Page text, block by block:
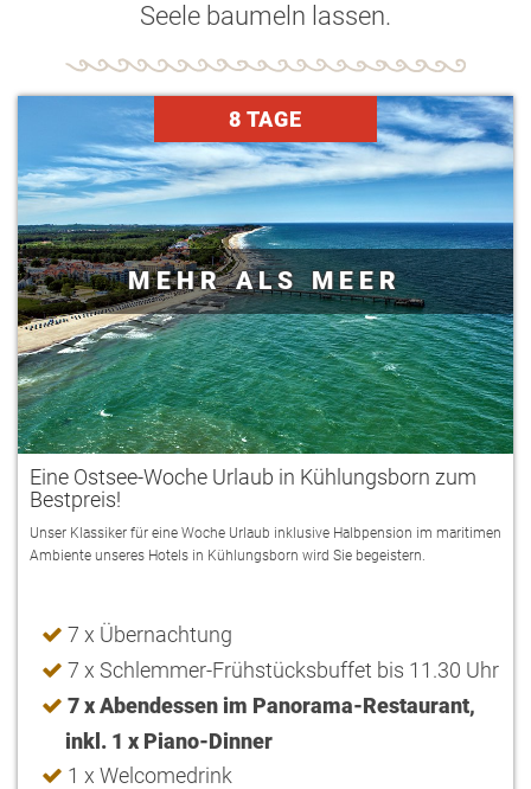
Seele baumeln lassen.
8 TAGE
MEHR ALS MEER
Eine Ostsee-Woche Urlaub in Kühlungsborn zum
Bestpreis!
Unser Klassiker für eine Woche Urlaub inklusive Halbpension im maritimen
Ambiente unseres Hotels in Kühlungsborn wird Sie begeistern.
7 x Übernachtung
7 x Schlemmer-Frühstücksbuffet bis 11.30 Uhr
7 x Abendessen im Panorama-Restaurant,
inkl. 1 x Piano-Dinner
1 x Welcomedrink